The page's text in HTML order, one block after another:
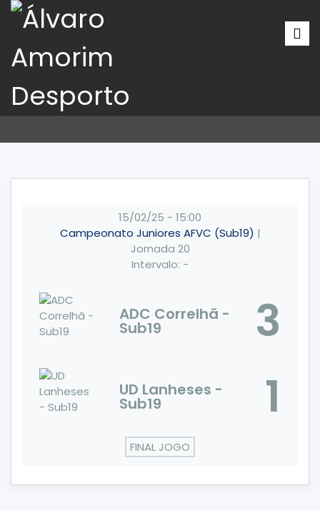
15/02/25 - 15:00
Campeonato Juniores AFVC (Sub19) |
Jornada 20
Intervalo: -
ADC Correlhã -
Sub19 3
UD Lanheses -
Sub19 1
FINAL JOGO